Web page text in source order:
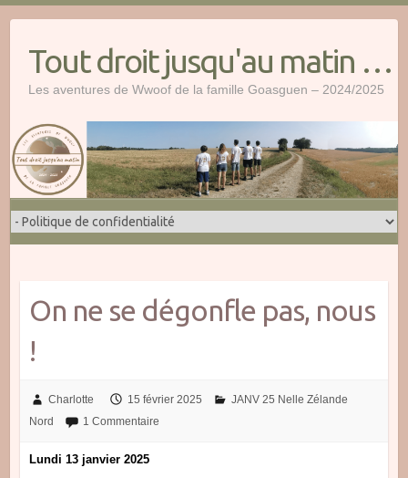
Tout droit jusqu'au matin …
Les aventures de Wwoof de la famille Goasguen – 2024/2025
On ne se dégonfle pas, nous
!
Charlotte 15 février 2025
JANV 25 Nelle Zélande
Nord
1 Commentaire
Lundi 13 janvier 2025